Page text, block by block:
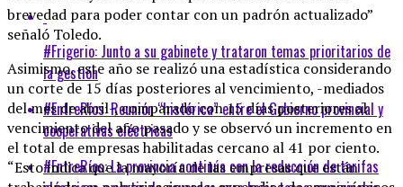
brevedad para poder contar con un padrón actualizado”
señaló Toledo.
Asimismo, este año se realizó una estadística considerando
un corte de 15 días posteriores al vencimiento, -mediados
del mes de abril-, comparado con 15 días posteriores al
vencimiento del año pasado y se observó un incremento en
el total de empresas habilitadas cercano al 41 por ciento.
“Esto indica que la mayoría de las empresas que están
#Frigerio: Junto a su gabinete y trataron temas prioritarios de
la gestión
#EntreRíos: Reunión “histórica” entre el Gobierno provincial y
cooperativas eléctricas
#EntreRíos: La provincia continúa con la reducción de tarifas